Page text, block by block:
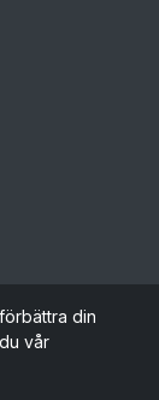
din
vår